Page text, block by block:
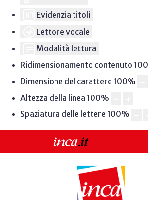
Evidenzia titoli
Lettore vocale
Modalità lettura
Ridimensionamento contenuto 100
Dimensione del carattere 100%
Altezza della linea 100%
Spaziatura delle lettere 100%